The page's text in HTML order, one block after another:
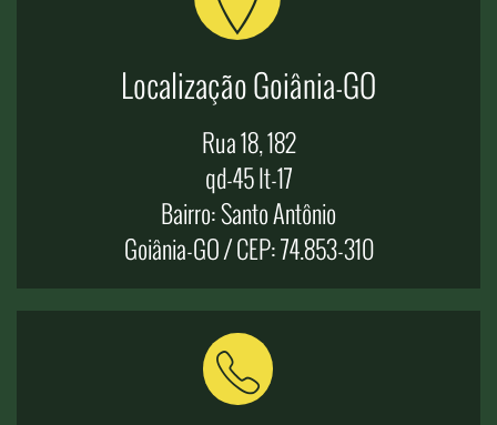
Localização Goiânia-GO
Rua 18, 182
qd-45 lt-17
Bairro: Santo Antônio
Goiânia-GO / CEP: 74.853-310